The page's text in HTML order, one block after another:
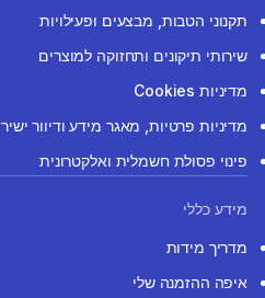
תקנוני הטבות, מבצעים ופעילויות
שירותי תיקונים ותחזוקה למוצרים
מדיניות Cookies
מדיניות פרטיות, מאגר מידע ודיוור ישיר
פינוי פסולת חשמלית ואלקטרונית
מידע כללי
מדריך מידות
איפה ההזמנה שלי